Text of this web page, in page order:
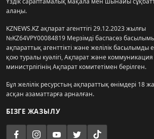
алаңы.
KZNEWS.KZ ақпарат агенттігі 29.12.2023 жылғы
№KZ64VPY00084819 Мерзімді баспасөз
ақпараттық агенттікті және желілік басылымды
қою туралы куәлігі, Ақпарат және коммуникация
министрлігінің Ақпарат комитетімен берілген.
Бұл желілік ресурстың ақпараттық өнімдері 18
асқан азаматтарға арналған.
БІЗГЕ ЖАЗЫЛУ